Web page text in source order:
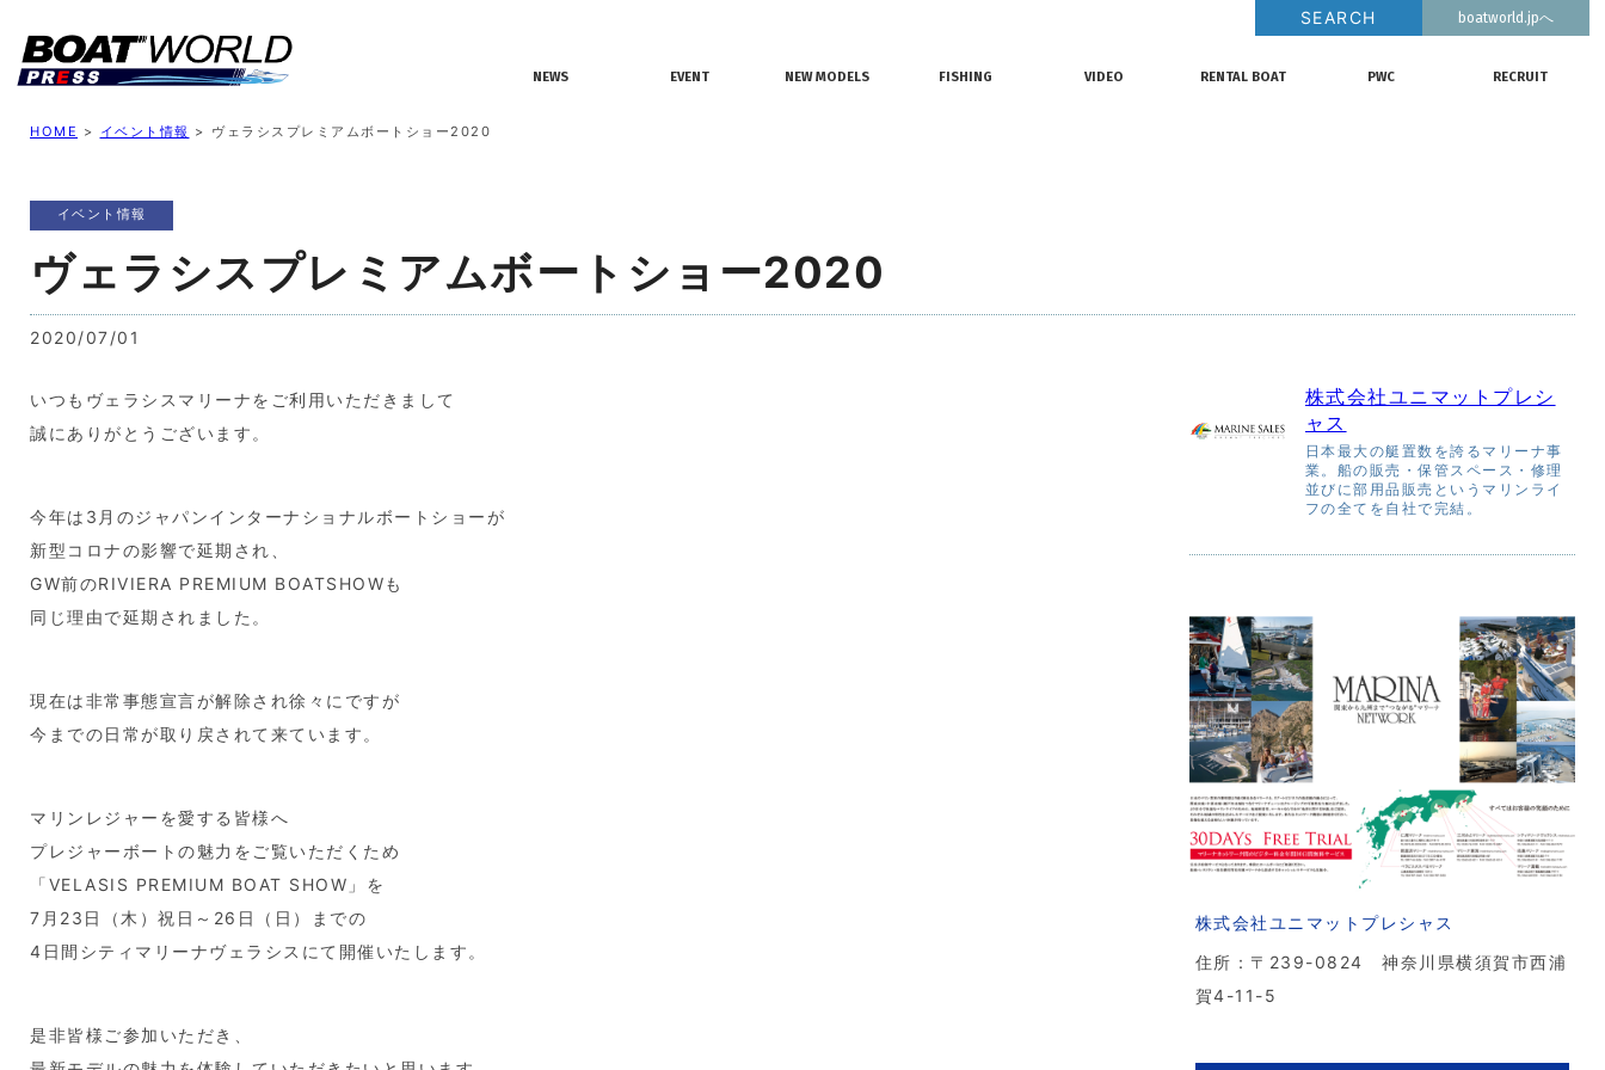
boatworld.jpへ
SEARCH
NEWS EVENT NEW MODELS FISHING VIDEO RENTAL BOAT PWC RECRUIT
動画チャンネル リクルート
HOME > イベント情報 > ヴェラシスプレミアムボートショー2020
イベント情報
ヴェラシスプレミアムボートショー2020
2020/07/01
いつもヴェラシスマリーナをご利用いただきまして
誠にありがとうございます。
今年は3月のジャパンインターナショナルボートショーが
新型コロナの影響で延期され、
GW前のRIVIERA PREMIUM BOATSHOWも
同じ理由で延期されました。
現在は非常事態宣言が解除され徐々にですが
今までの日常が取り戻されて来ています。
マリンレジャーを愛する皆様へ
プレジャーボートの魅力をご覧いただくため
「VELASIS PREMIUM BOAT SHOW」を
7月23日（木）祝日～26日（日）までの
4日間シティマリーナヴェラシスにて開催いたします。
是非皆様ご参加いただき、
株式会社ユニマットプレシ
ャス
日本最大の艇置数を誇るマリーナ事
業。船の販売・保管スペース・修理
並びに部用品販売というマリンライ
フの全てを自社で完結。
株式会社ユニマットプレシャス
住所：〒239-0824 神奈川県横須賀市西浦
賀4-11-5